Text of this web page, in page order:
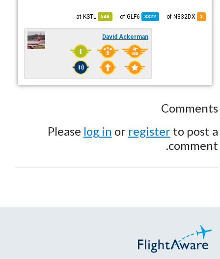
3
3322
GLF6
546
KSTL
David Ackerman
Comments
Please log in or registerto post a
comment.